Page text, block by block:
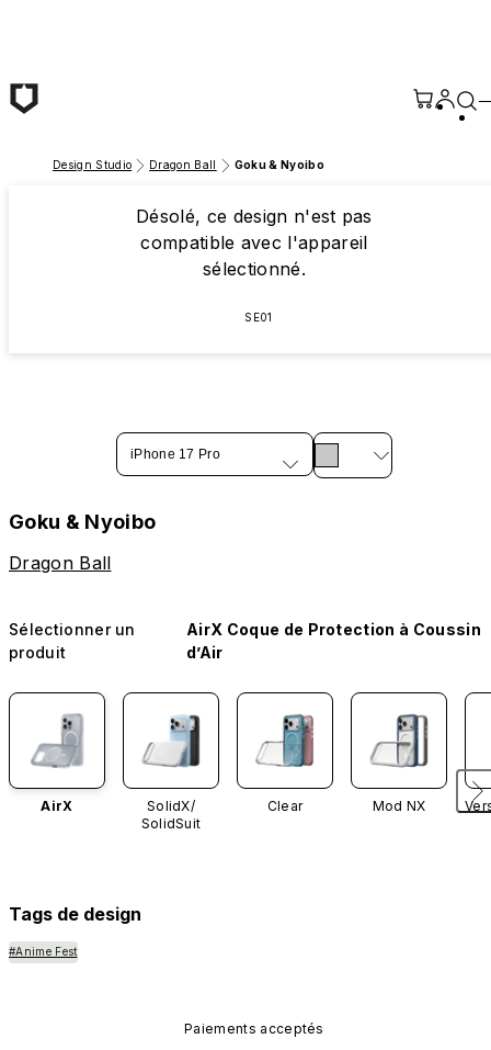
Design Studio Dragon Ball Goku & Nyoibo
Désolé, ce design n'est pas
compatible avec l'appareil
sélectionné.
SE01
iPhone 17 Pro
Goku & Nyoibo
Dragon Ball
Sélectionner un
produit
AirX Coque de Protection à Coussin
d’Air
AirX
SolidX/
SolidSuit
Clear Mod NX
Tags de design
#Anime Fest
Paiements acceptés